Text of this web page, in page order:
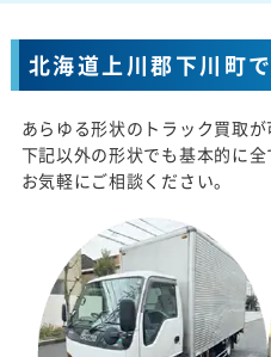
北海道上川郡下川町
あらゆる形状のトラック買取が
下記以外の形状でも基本的に全
お気軽にご相談ください。